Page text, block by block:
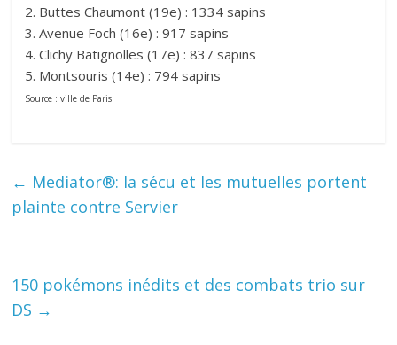
2. Buttes Chaumont (19e) : 1334 sapins
3. Avenue Foch (16e) : 917 sapins
4. Clichy Batignolles (17e) : 837 sapins
5. Montsouris (14e) : 794 sapins
Source : ville de Paris
← Mediator®: la sécu et les mutuelles portent
plainte contre Servier
150 pokémons inédits et des combats trio sur
DS →